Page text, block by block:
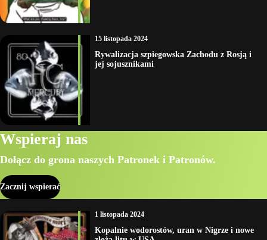
15 listopada 2024
Rywalizacja szpiegowska Zachodu z Rosją i
jej sojusznikami
Wspieraj nas
Dołącz do grona naszych Patronek i Patronów.
Zacznij wspierać
1 listopada 2024
Kopalnie wodorostów, uran w Nigrze i nowe